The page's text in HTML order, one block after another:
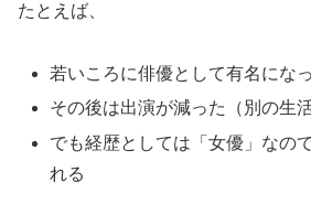
たとえば、
若いころに俳優として有名にな
その後は出演が減った（別の生
でも経歴としては「女優」なの
れる